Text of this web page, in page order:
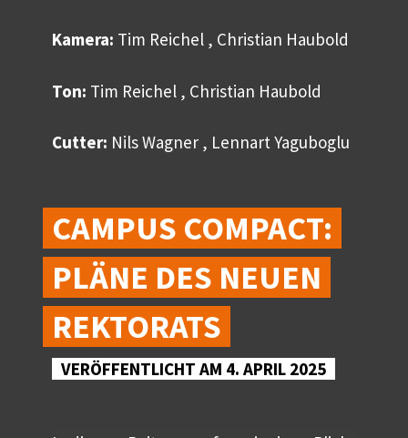
Kamera: Tim Reichel , Christian Haubold
Ton: Tim Reichel , Christian Haubold
Cutter: Nils Wagner , Lennart Yaguboglu
CAMPUS COMPACT:
PLÄNE DES NEUEN
REKTORATS
VERÖFFENTLICHT AM 4. APRIL 2025